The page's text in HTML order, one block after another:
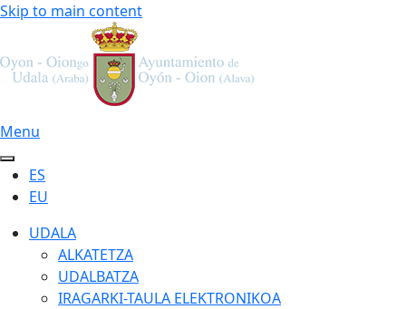
Skip to main content
Menu
ES
EU
UDALA
ALKATETZA
UDALBATZA
IRAGARKI-TAULA ELEKTRONIKOA